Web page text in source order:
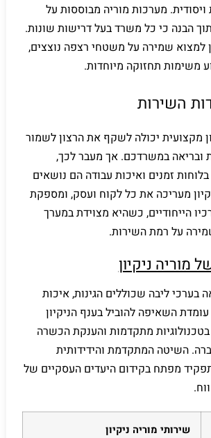
מערכות מוריה מבוססות על
הבנה כי כל משרד בעל דרישות שונות.
למצוא שמירה על משטחי רצפה נוצצים,
משימות תחזוקה מיוחדות.
השירות
מקצועית יכולה לשקף את הרצון לשמור
ובריאה במשרדכם. אך מעבר לכך,
זמנים ואיכות עבודה הם נושאים
מעריכה את כל לקוח ועסק, ומספקת
הייחודיים, כשהיא מצוידת במערך
על רמת השירות.
מוריה ניקיון
בערכי ליבה שכוללים הגינות, איכות
השאיפה להוביל בענף הניקיון
מתקדמות והענקת הכשרה
השיטה המתקדמת והידידותית
מפתח בקידום היעדים העסקיים של
שירותי מוריה ניקיון